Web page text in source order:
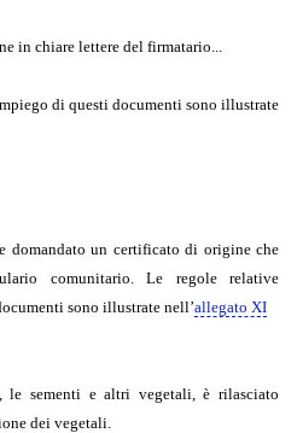
in chiare lettere del firmatario...
di questi documenti sono illustrate
domandato un certificato di origine che
comunitario. Le regole relative
sono illustrate nell’allegato XI
sementi e altri vegetali, è rilasciato
dei vegetali.